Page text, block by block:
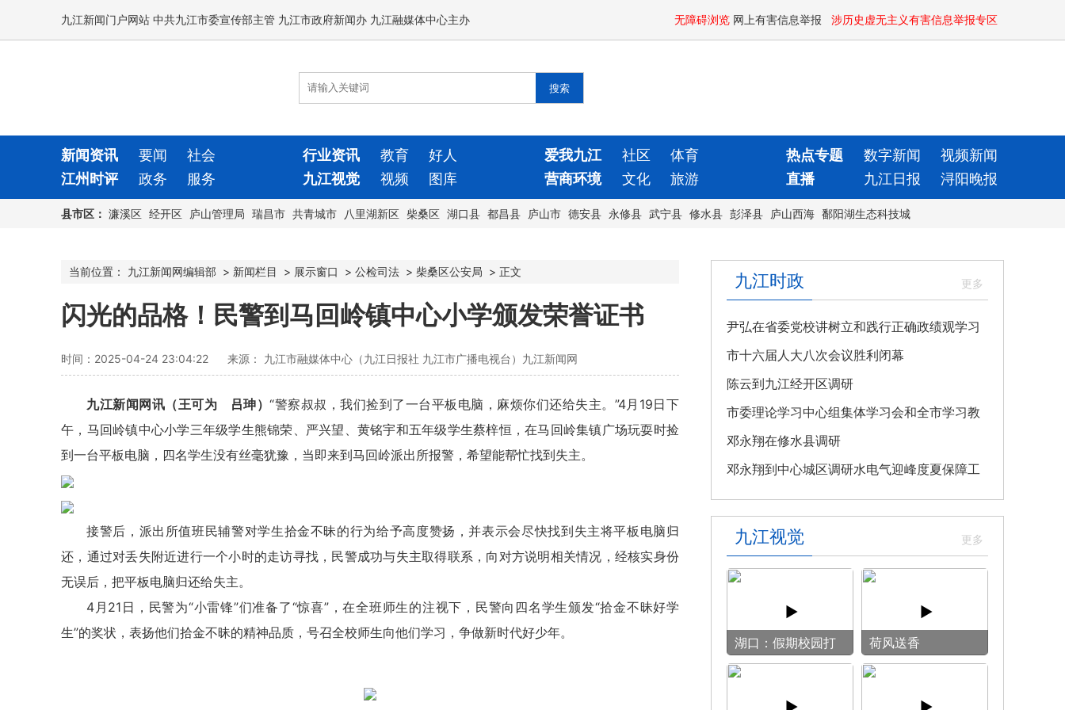
九江新闻门户网站 中共九江市委宣传部主管 九江市政府新闻办 九江融媒体中心主办 无障碍浏览 网上有害信息举报 涉历史虚无主义有害信息举报专区
新闻资讯 要闻 社会 行业资讯 教育 好人 爱我九江 社区 体育 热点专题 数字新闻
视频新闻
江州时评
政务 服务 九江视觉 视频 图库 营商环境 文化 旅游 直播 九江日报 浔阳晚报
县市区： 濂溪区 经开区 庐山管理局 瑞昌市 共青城市 八里湖新区 柴桑区 湖口县 都昌县 庐山市 德安县 永修县 武宁县 修水县 彭泽县 庐山西海 鄱阳湖生态科技城
当前位置： 九江新闻网编辑部 > 新闻栏目 > 展示窗口 > 公检司法 > 柴桑区公安局 > 正文
闪光的品格！民警到马回岭镇中心小学颁发荣誉证书
时间：2025-04-24 23:04:22 来源： 九江市融媒体中心（九江日报社 九江市广播电视台）九江新闻网
九江新闻网讯（王可为 吕珅）“警察叔叔，我们捡到了一台平板电脑，麻烦你们还给失主。”4月19日下
午，马回岭镇中心小学三年级学生熊锦荣、严兴望、黄铭宇和五年级学生蔡梓恒，在马回岭集镇广场玩耍时捡
到一台平板电脑，四名学生没有丝毫犹豫，当即来到马回岭派出所报警，希望能帮忙找到失主。
接警后，派出所值班民辅警对学生拾金不昧的行为给予高度赞扬，并表示会尽快找到失主将平板电脑归
还，通过对丢失附近进行一个小时的走访寻找，民警成功与失主取得联系，向对方说明相关情况，经核实身份
无误后，把平板电脑归还给失主。
4月21日，民警为“小雷锋”们准备了“惊喜”，在全班师生的注视下，民警向四名学生颁发“拾金不昧好学
生”的奖状，表扬他们拾金不昧的精神品质，号召全校师生向他们学习，争做新时代好少年。
九江时政
尹弘在省委党校讲树立和践行正确政绩观学习
教育专题党课
市十六届人大八次会议胜利闭幕
陈云到九江经开区调研
市委理论学习中心组集体学习会和全市学习教
育整改整治工作汇报会召开
邓永翔在修水县调研
邓永翔到中心城区调研水电气迎峰度夏保障工
作
九江视觉
湖口：假期校园打
开“方便门” 群众
荷风送香